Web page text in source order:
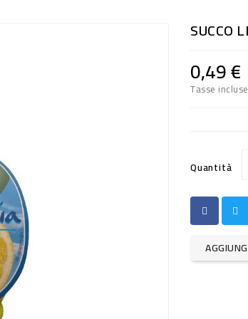
SUCCO
0,49 €
Tasse incluse
Quantità